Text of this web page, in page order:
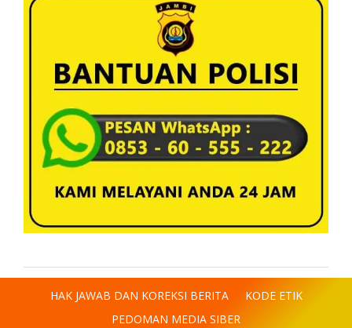
HAK JAWAB DAN KOREKSI BERITA
KODE ETIK
PEDOMAN MEDIA SIBER